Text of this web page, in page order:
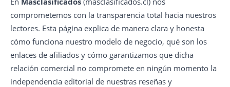
comprometemos con la transparencia total hacia nuestros
lectores. Esta página explica de manera clara y honesta
cómo funciona nuestro modelo de negocio, qué son los
enlaces de afiliados y cómo garantizamos que dicha
relación comercial no compromete en ningún momento la
independencia editorial de nuestras reseñas y